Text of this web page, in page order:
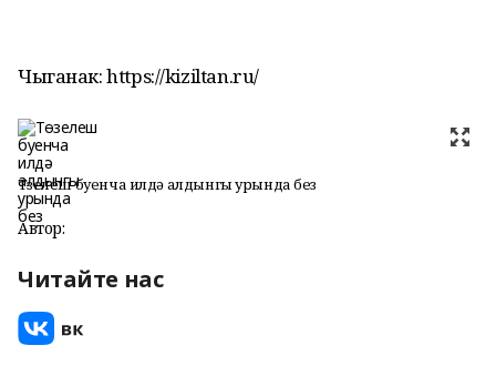
Чыганак: https://kiziltan.ru/
Төзелеш буенча илдә алдынгы урында без
Автор:
Читайте нас